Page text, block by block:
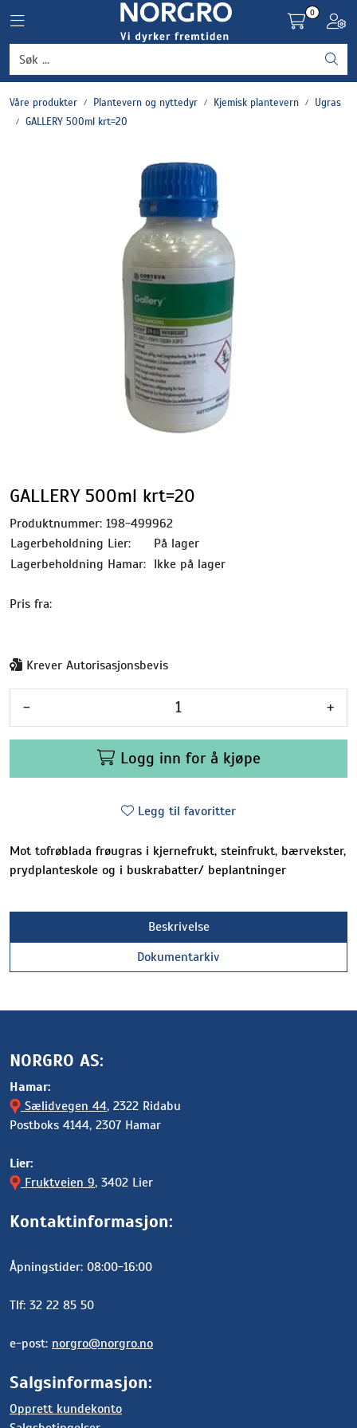
Toggle navigation
0
Våre produkter Plantevern og nyttedyr Kjemisk plantevern
Ugras
GALLERY 500ml krt=20
GALLERY 500ml krt=20
Produktnummer: 198-499962
Lagerbeholdning Lier:
På lager
Lagerbeholdning Hamar: Ikke på lager
Pris fra:
Krever Autorisasjonsbevis
- +
Logg inn for å kjøpe
Legg til favoritter
Mot tofrøblada frøugras i kjernefrukt, steinfrukt, bærvekster,
prydplanteskole og i buskrabatter/ beplantninger
Beskrivelse
Dokumentarkiv
NORGRO AS:
Hamar:
Sælidvegen 44, 2322 Ridabu
Postboks 4144, 2307 Hamar
Lier:
Fruktveien 9, 3402 Lier
Kontaktinformasjon:
Åpningstider: 08:00-16:00
Tlf: 32 22 85 50
e-post: norgro@norgro.no
Salgsinformasjon:
Opprett kundekonto
Grønnsaker
Settepotet og setteløk
Plantevern og nyttedyr
Blomster, potter og brett